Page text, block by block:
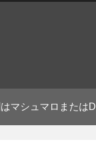
マシュマロまたは